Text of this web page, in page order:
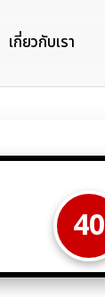
เกี่ยวกับเรา
40